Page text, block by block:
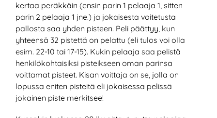
kertaa peräkkäin (ensin parin 1 pelaaja 1, sitten
parin 2 pelaaja 1 jne.) ja jokaisesta voitetusta
pallosta saa yhden pisteen. Peli päättyy, kun
yhteensä 32 pistettä on pelattu (eli tulos voi olla
esim. 22-10 tai 17-15). Kukin pelaaja saa pelistä
henkilökohtaisiksi pisteikseen oman parinsa
voittamat pisteet. Kisan voittaja on se, jolla on
lopussa eniten pisteitä eli jokaisessa pelissä
jokainen piste merkitsee!